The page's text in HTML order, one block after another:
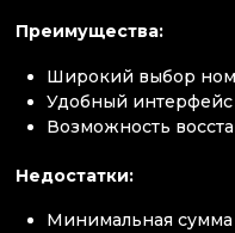
Преимущества:
Широкий выбор
Удобный интерфейс
Возможность
Недостатки:
Минимальная сумма